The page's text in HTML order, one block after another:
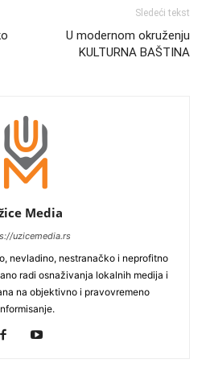
Sledeći tekst
U modernom okruženju
KULTURNA BAŠTINA
Media
uzicemedia.rs
nevladino, nestranačko i neprofitno
radi osnaživanja lokalnih medija i
na objektivno i pravovremeno